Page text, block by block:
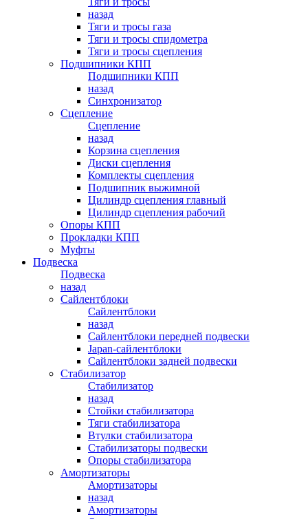
назад
Тяги и тросы газа
Тяги и тросы спидометра
Тяги и тросы сцепления
Подшипники КПП
Подшипники КПП
назад
Синхронизатор
Сцепление
Сцепление
назад
Корзина сцепления
Диски сцепления
Комплекты сцепления
Подшипник выжимной
Цилиндр сцепления главный
Цилиндр сцепления рабочий
Опоры КПП
Прокладки КПП
Муфты
Подвеска
Подвеска
назад
Сайлентблоки
Сайлентблоки
назад
Сайлентблоки передней подвески
Japan-сайлентблоки
Сайлентблоки задней подвески
Стабилизатор
Стабилизатор
назад
Стойки стабилизатора
Тяги стабилизатора
Втулки стабилизатора
Стабилизаторы подвески
Опоры стабилизатора
Амортизаторы
Амортизаторы
назад
Амортизаторы